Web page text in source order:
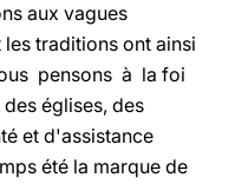
aux vagues
traditions ont ainsi
pensons à la foi
églises, des
et d'assistance
été la marque de